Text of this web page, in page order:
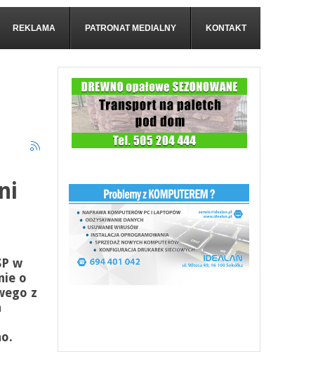
REKLAMA PATRONAT MEDIALNY KONTAKT
w
o
z